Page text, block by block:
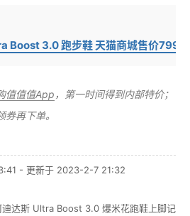
Boost 3.0 跑步鞋 天猫商城售价799元
值值值App ，第一时间得到内部特价；
券再下单。
- 更新于 2023-2-7 21:32
达斯 Ultra Boost 3.0 爆米花跑鞋上脚记